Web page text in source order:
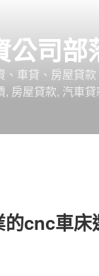
公司部
車貸、房屋貸
房屋貸款, 汽車貸
cnc車